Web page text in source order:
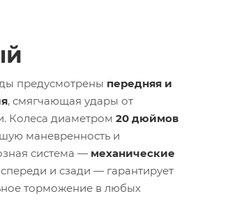
предусмотрены передняя и
, смягчающая удары от
Колеса диаметром 20 дюймов
маневренность и
система — механические
спереди и сзади — гарантирует
торможение в любых